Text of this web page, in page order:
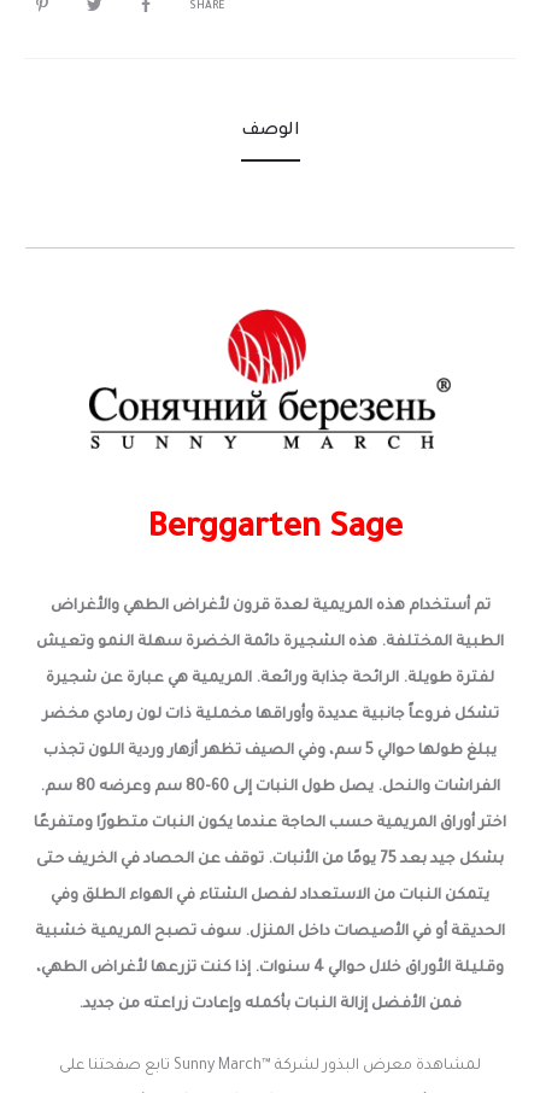
SHARE
الوصف
Berggarten Sage
تم أستخدام هذه المريمية لعدة قرون لأغراض الطهي والأغراض
الطبية المختلفة. هذه الشجيرة دائمة الخضرة سهلة النمو وتعيش
لفترة طويلة. الرائحة جذابة ورائعة. المريمية هي عبارة عن شجيرة
تشكل فروعاً جانبية عديدة وأوراقها مخملية ذات لون رمادي مخضر
يبلغ طولها حوالي 5 سم، وفي الصيف تظهر أزهار وردية اللون تجذب
الفراشات والنحل. يصل طول النبات إلى 60-80 سم وعرضه 80 سم.
اختر أوراق المريمية حسب الحاجة عندما يكون النبات متطورًا ومتفرعًا
بشكل جيد بعد 75 يومًا من الأنبات. توقف عن الحصاد في الخريف حتى
يتمكن النبات من الاستعداد لفصل الشتاء في الهواء الطلق وفي
الحديقة أو في الأصيصات داخل المنزل. سوف تصبح المريمية خشبية
وقليلة الأوراق خلال حوالي 4 سنوات. إذا كنت تزرعها لأغراض الطهي،
فمن الأفضل إزالة النبات بأكمله وإعادت زراعته من جديد.
لمشاهدة معرض البذور لشركة ™Sunny March تابع صفحتنا على